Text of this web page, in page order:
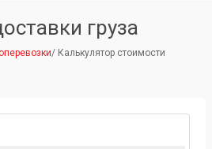
груза
/ Калькулятор стоимости